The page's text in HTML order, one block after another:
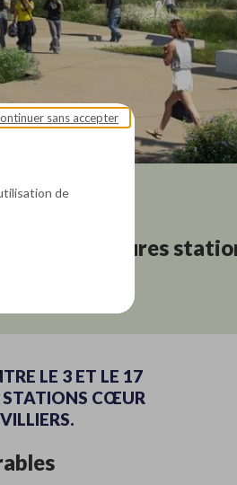
-Actualités
deux futures
LE 3 ET LE 17
STATIONS CŒUR
de
sans accepter